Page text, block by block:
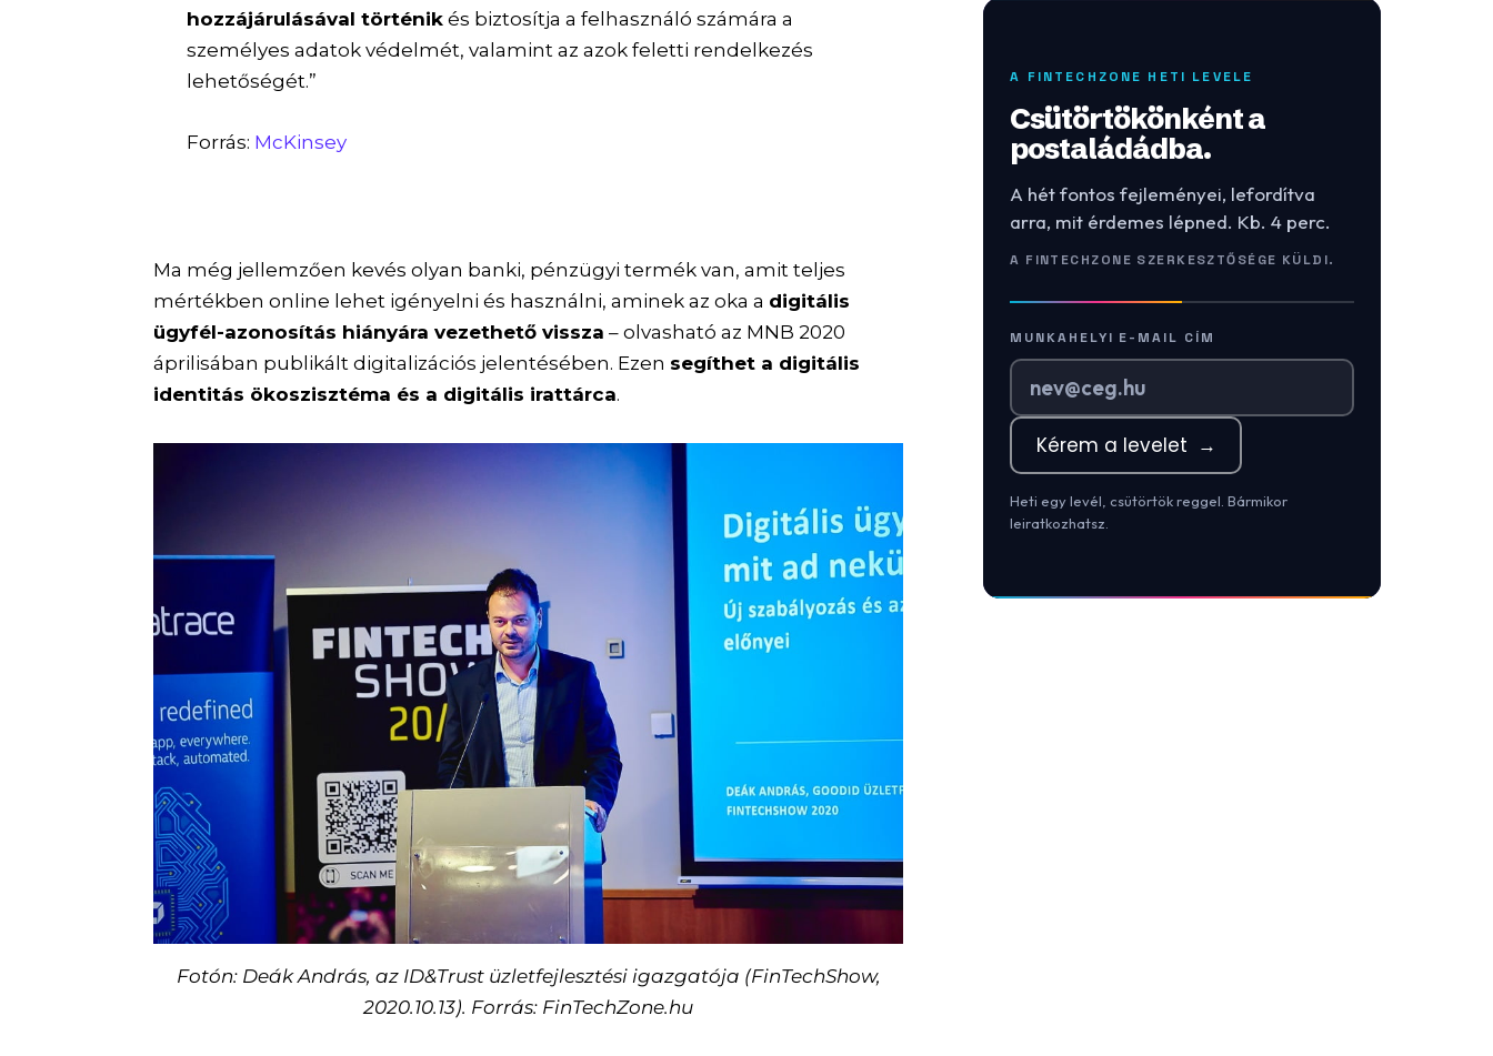
hozzájárulásával történik és biztosítja a felhasználó számára a
személyes adatok védelmét, valamint az azok feletti rendelkezés
lehetőségét.”
Forrás: McKinsey
Ma még jellemzően kevés olyan banki, pénzügyi termék van, amit teljes
mértékben online lehet igényelni és használni, aminek az oka a digitális
ügyfél-azonosítás hiányára vezethető vissza – olvasható az MNB 2020
áprilisában publikált digitalizációs jelentésében. Ezen segíthet a digitális
identitás ökoszisztéma és a digitális irattárca.
Fotón: Deák András, az ID&Trust üzletfejlesztési igazgatója (FinTechShow,
2020.10.13). Forrás: FinTechZone.hu
A FINTECHZONE HETI LEVELE
Csütörtökönként a
postaládádba.
A hét fontos fejleményei, lefordítva
arra, mit érdemes lépned. Kb. 4 perc.
A FINTECHZONE SZERKESZTŐSÉGE KÜLDI.
MUNKAHELYI E-MAIL CÍM
Kérem a levelet →
Heti egy levél, csütörtök reggel. Bármikor
leiratkozhatsz.